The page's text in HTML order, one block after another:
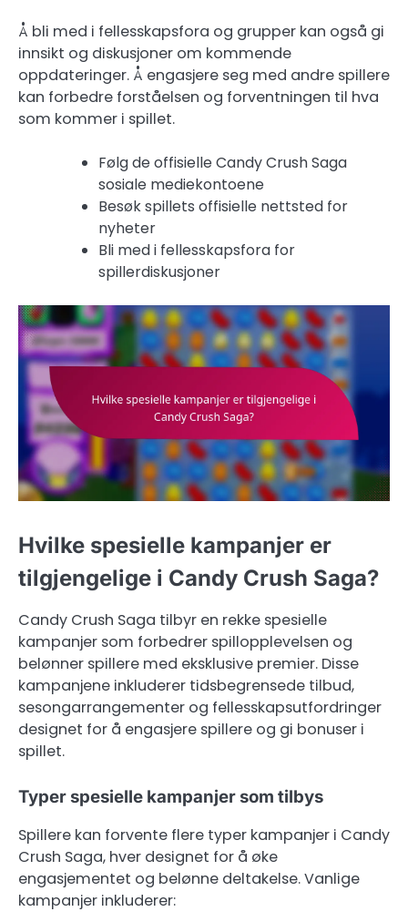
Å bli med i fellesskapsfora og grupper kan også gi
innsikt og diskusjoner om kommende
oppdateringer. Å engasjere seg med andre spillere
kan forbedre forståelsen og forventningen til hva
som kommer i spillet.
Følg de offisielle Candy Crush Saga
sosiale mediekontoene
Besøk spillets offisielle nettsted for
nyheter
Bli med i fellesskapsfora for
spillerdiskusjoner
Hvilke spesielle kampanjer er
tilgjengelige i Candy Crush Saga?
Candy Crush Saga tilbyr en rekke spesielle
kampanjer som forbedrer spillopplevelsen og
belønner spillere med eksklusive premier. Disse
kampanjene inkluderer tidsbegrensede tilbud,
sesongarrangementer og fellesskapsutfordringer
designet for å engasjere spillere og gi bonuser i
spillet.
Typer spesielle kampanjer som tilbys
Spillere kan forvente flere typer kampanjer i Candy
Crush Saga, hver designet for å øke
engasjementet og belønne deltakelse. Vanlige
kampanjer inkluderer: